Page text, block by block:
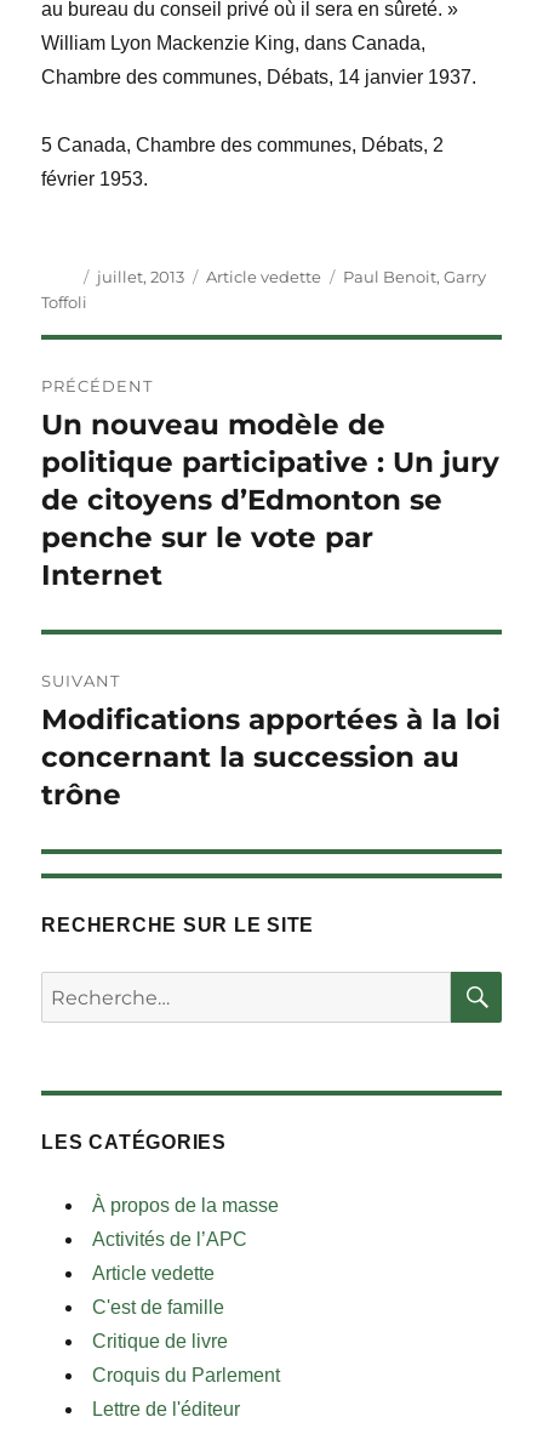
au bureau du conseil privé où il sera en sûreté. »
William Lyon Mackenzie King, dans Canada,
Chambre des communes, Débats, 14 janvier 1937.
5 Canada, Chambre des communes, Débats, 2
février 1953.
Auteur
Publié
juillet, 2013 Catégories
Article vedette Étiquettes
Paul Benoit,Garry
Toffoli
de
l'article
PRÉCÉDENT
Article
précédent :
Un nouveau modèle de
politique participative : Un jury
de citoyens d’Edmonton se
penche sur le vote par
Internet
SUIVANT
Article
Suivant :
Modifications apportées à la loi
concernant la succession au
trône
RECHERCHE SUR LE SITE
Rechercher :
LES CATÉGORIES
À propos de la masse
Activités de l’APC
Article vedette
C'est de famille
Critique de livre
Croquis du Parlement
Lettre de l'éditeur